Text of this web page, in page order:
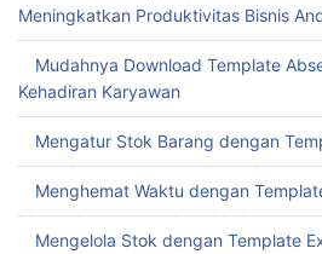
Meningkatkan Produktivitas Bisnis
Mudahnya Download Template
Kehadiran Karyawan
Mengatur Stok Barang dengan
Menghemat Waktu dengan
Mengelola Stok dengan Template